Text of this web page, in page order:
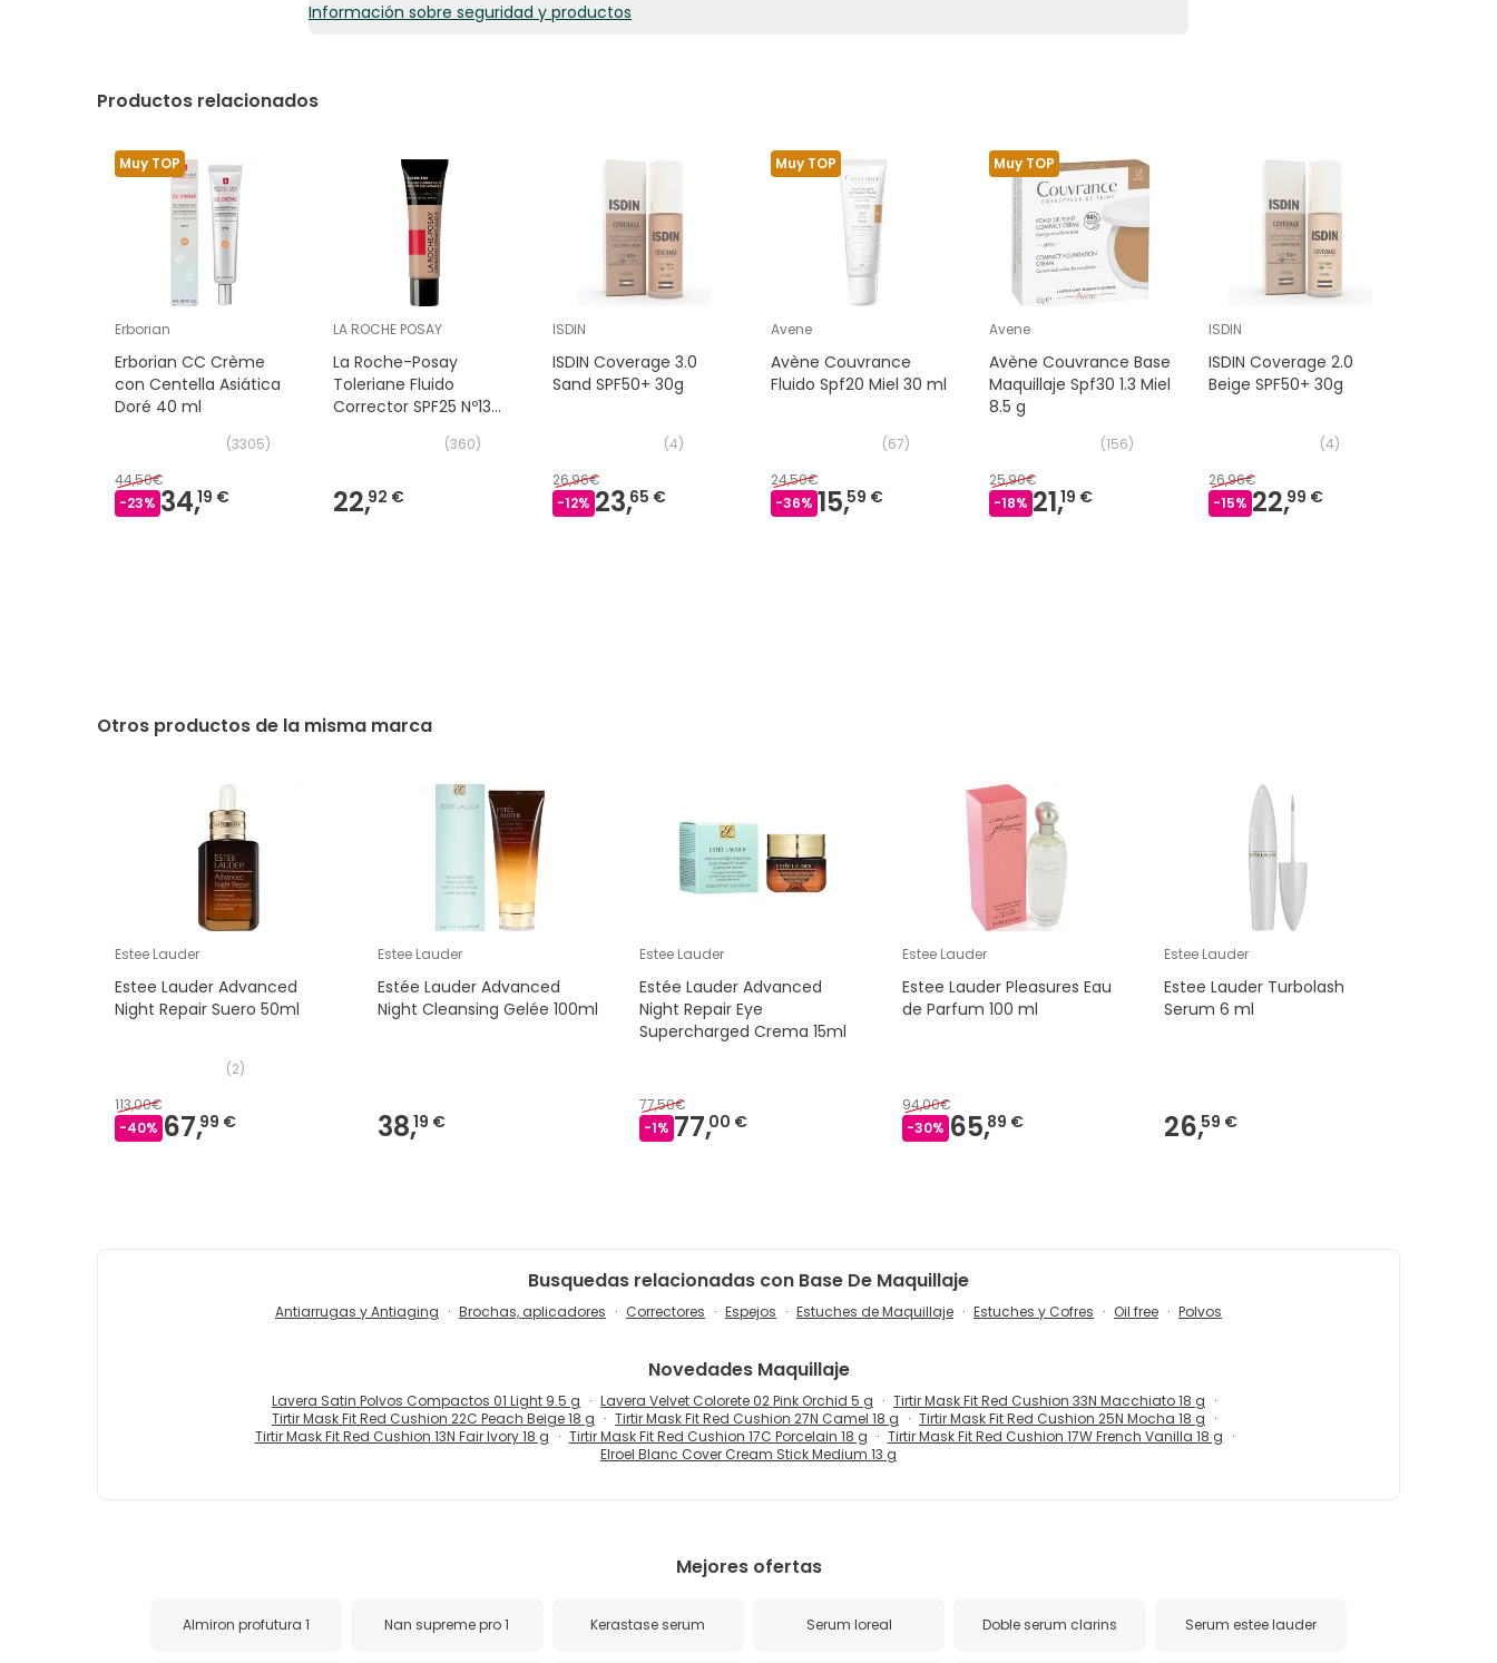
167,97€ / 100 ml
Información sobre seguridad y productos
Productos relacionados
Muy TOP
Erborian
Erborian CC Crème
con Centella Asiática
Doré 40 ml
(3305)
44,50€
-23% 34,19 €
LA ROCHE POSAY
La Roche-Posay
Toleriane Fluido
Corrector SPF25 Nº13
(360)
22,92 €
ISDIN
ISDIN Coverage 3.0
Sand SPF50+ 30g
(4)
26,96€
-12% 23,65 €
Muy TOP
Avene
Avène Couvrance
Fluido Spf20 Miel 30 ml
(67)
24,50€
-36% 15,59 €
Muy TOP
Avene
Avène Couvrance Base
Maquillaje Spf30 1.3 Miel
8.5 g
(156)
25,90€
-18% 21,19 €
ISDIN
ISDIN Coverage 2.0
Beige SPF50+ 30g
(4)
26,96€
-15% 22,99 €
Otros productos de la misma marca
Estee Lauder
Estee Lauder Advanced
Night Repair Suero 50ml
(2)
113,00€
-40% 67,99 €
Estee Lauder
Estée Lauder Advanced
Night Cleansing Gelée 100ml
38,19 €
Estee Lauder
Estée Lauder Advanced
Night Repair Eye
Supercharged Crema 15ml
77,50€
-1% 77,00 €
Estee Lauder
Estee Lauder Pleasures Eau
de Parfum 100 ml
94,00€
-30% 65,89 €
Estee Lauder
Estee Lauder Turbolash
Serum 6 ml
26,59 €
Busquedas relacionadas con Base De Maquillaje
Antiarrugas y Antiaging Brochas, aplicadores Correctores Espejos Estuches de Maquillaje Estuches y Cofres Oil free Polvos
Novedades Maquillaje
Lavera Satin Polvos Compactos 01 Light 9.5 g Lavera Velvet Colorete 02 Pink Orchid 5 g
Tirtir Mask Fit Red Cushion 33N Macchiato 18 g
Tirtir Mask Fit Red Cushion 22C Peach Beige 18 g
Tirtir Mask Fit Red Cushion 27N Camel 18 g
Tirtir Mask Fit Red Cushion 25N Mocha 18 g
Tirtir Mask Fit Red Cushion 13N Fair Ivory 18 g
Tirtir Mask Fit Red Cushion 17C Porcelain 18 g
Tirtir Mask Fit Red Cushion 17W French Vanilla 18 g
Elroel Blanc Cover Cream Stick Medium 13 g
Mejores ofertas
Almiron profutura 1 Nan supreme pro 1 Kerastase serum Serum loreal Doble serum clarins Serum estee lauder